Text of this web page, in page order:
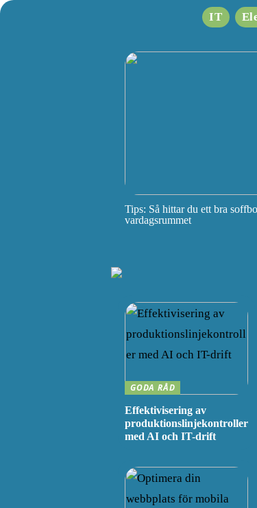
IT
Tips: Så hittar du ett bra
vardagsrummet
GODA RÅD
Effektivisering av
produktionslinjekontroller
med AI och IT-drift